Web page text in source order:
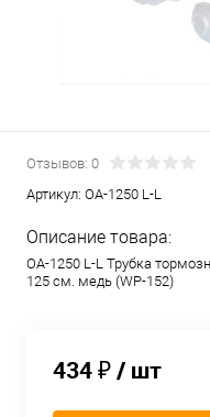
Отзывов: 0
Артикул: OA-1250 L-L
Описание товара:
OA-1250 L-L Трубка
125 см. медь (WP-152)
434 ₽/ шт